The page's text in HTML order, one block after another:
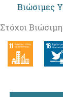
Βιώσιμες
Στόχοι